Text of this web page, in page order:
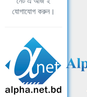
যোগাযোগ করুন।